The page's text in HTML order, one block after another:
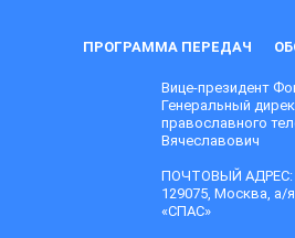
ПРОГРАММА ПЕРЕДАЧ
Вице-президент
Генеральный
православного
Вячеславович
ПОЧТОВЫЙ АДРЕС:
129075, Москва, а/
«СПАС»